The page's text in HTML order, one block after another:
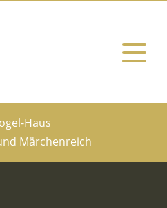
Haus
Märchenreich